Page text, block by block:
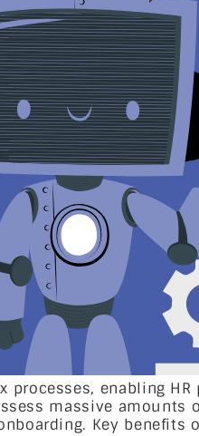
enabling
massive amounts
Key benefits